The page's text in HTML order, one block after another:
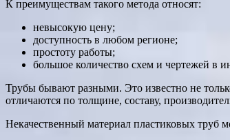
К преимуществам такого метода относят:
невысокую цену;
доступность в любом регионе;
простоту работы;
большое количество схем и чертежей в
Трубы бывают разными. Это известно не
отличаются по толщине, составу,
Некачественный материал пластиковых труб